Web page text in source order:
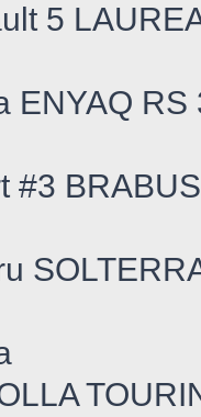
5
ENYAQ
#3